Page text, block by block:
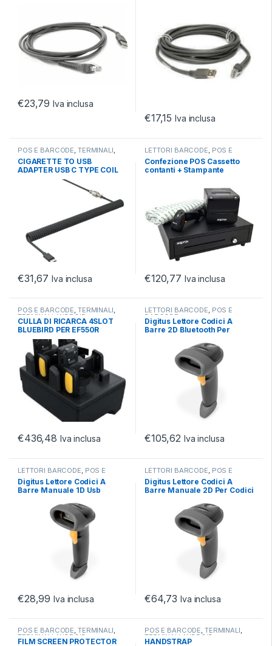
€23,79 Iva inclusa
€17,15 Iva inclusa
POS E BARCODE, TERMINALI,
TERMINALI ANDROID
CIGARETTE TO USB
ADAPTER USB C TYPE COIL
CABLE AND USB 1 PORT
€31,67 Iva inclusa
LETTORI BARCODE, POS E
BARCODE
Confezione POS Cassetto
contanti + Stampante
€120,77 Iva inclusa
POS E BARCODE, TERMINALI,
TERMINALI ANDROID
CULLA DI RICARCA 4SLOT
BLUEBIRD PER EF550R
€436,48 Iva inclusa
LETTORI BARCODE, POS E
BARCODE
Digitus Lettore Codici A
Barre 2D Bluetooth Per
€105,62 Iva inclusa
LETTORI BARCODE, POS E
BARCODE
Digitus Lettore Codici A
Barre Manuale 1D Usb
€28,99 Iva inclusa
LETTORI BARCODE, POS E
BARCODE
Digitus Lettore Codici A
Barre Manuale 2D Per Codici
€64,73 Iva inclusa
POS E BARCODE, TERMINALI,
TERMINALI ANDROID
FILM SCREEN PROTECTOR
POS E BARCODE, TERMINALI,
TERMINALI ANDROID
HANDSTRAP